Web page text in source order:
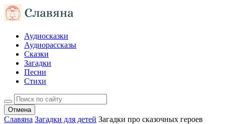
Аудиосказки
Аудиорассказы
Сказки
Загадки
Песни
Стихи
Отмена
Славяна Загадки для детей Загадки про сказочных героев